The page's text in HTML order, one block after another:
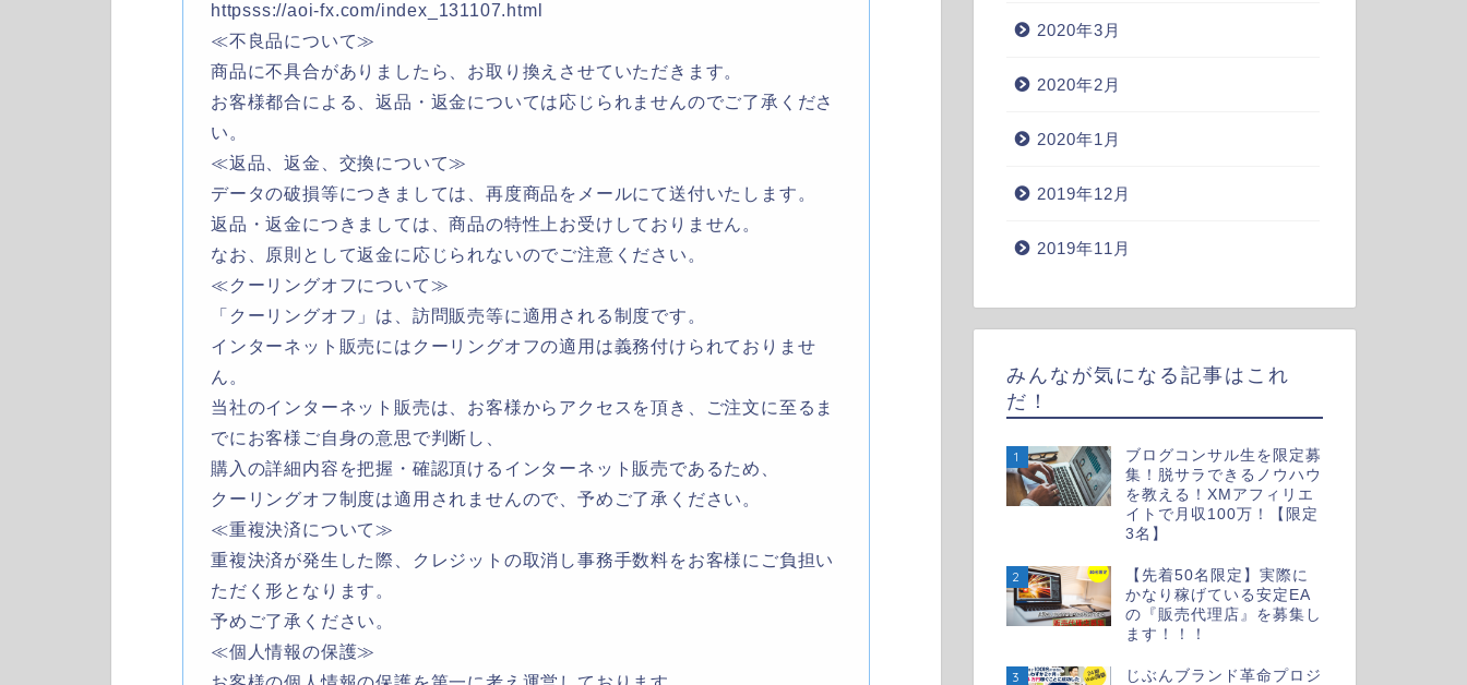
httpsss://aoi-fx.com/index_131107.html
≪不良品について≫
商品に不具合がありましたら、お取り換えさせていただきます。
お客様都合による、返品・返金については応じられませんのでご了承くださ
い。
≪返品、返金、交換について≫
データの破損等につきましては、再度商品をメールにて送付いたします。
返品・返金につきましては、商品の特性上お受けしておりません。
なお、原則として返金に応じられないのでご注意ください。
≪クーリングオフについて≫
「クーリングオフ」は、訪問販売等に適用される制度です。
インターネット販売にはクーリングオフの適用は義務付けられておりませ
ん。
当社のインターネット販売は、お客様からアクセスを頂き、ご注文に至るま
でにお客様ご自身の意思で判断し、
購入の詳細内容を把握・確認頂けるインターネット販売であるため、
クーリングオフ制度は適用されませんので、予めご了承ください。
≪重複決済について≫
重複決済が発生した際、クレジットの取消し事務手数料をお客様にご負担い
ただく形となります。
予めご了承ください。
≪個人情報の保護≫
2020年3月
2020年2月
2020年1月
2019年12月
2019年11月
みんなが気になる記事はこれ
だ！
1
ブログコンサル生を限定募
集！脱サラできるノウハウ
を教える！XMアフィリエ
イトで月収100万！【限定
3名】
2
【先着50名限定】実際に
かなり稼げている安定EA
の『販売代理店』を募集し
ます！！！
3 じぶんブランド革命プロジ